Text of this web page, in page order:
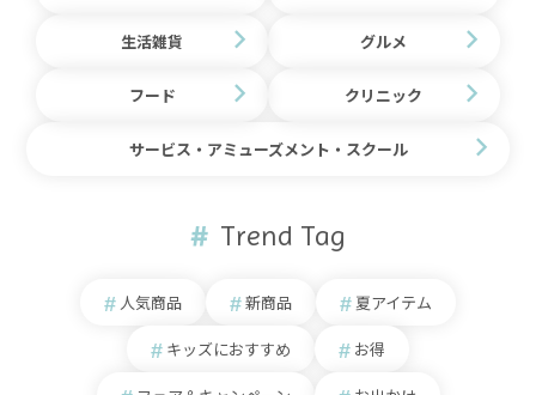
生活雑貨 グルメ
フード クリニック
サービス・アミューズメント・スクール
Trend Tag
人気商品 新商品 夏アイテム
キッズにおすすめ お得